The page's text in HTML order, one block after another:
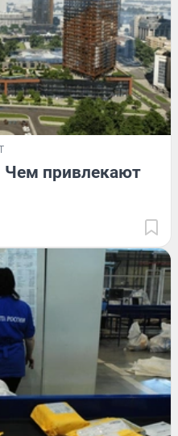
Чем привлекают